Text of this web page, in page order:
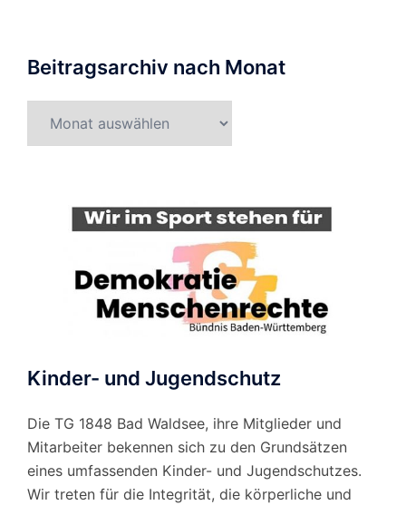
Beitragsarchiv nach Monat
Kinder- und Jugendschutz
Die TG 1848 Bad Waldsee, ihre Mitglieder und
Mitarbeiter bekennen sich zu den Grundsätzen
eines umfassenden Kinder- und Jugendschutzes.
Wir treten für die Integrität, die körperliche und